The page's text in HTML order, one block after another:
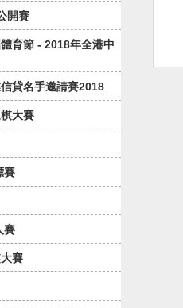
開賽
育節 - 2018年全港中
貸名手邀請賽2018
大賽
賽
賽
賽